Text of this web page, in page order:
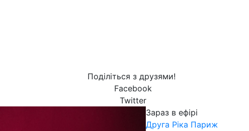
Поділіться з друзями!
Facebook
Twitter
Зараз в ефірі
Друга Ріка Париж